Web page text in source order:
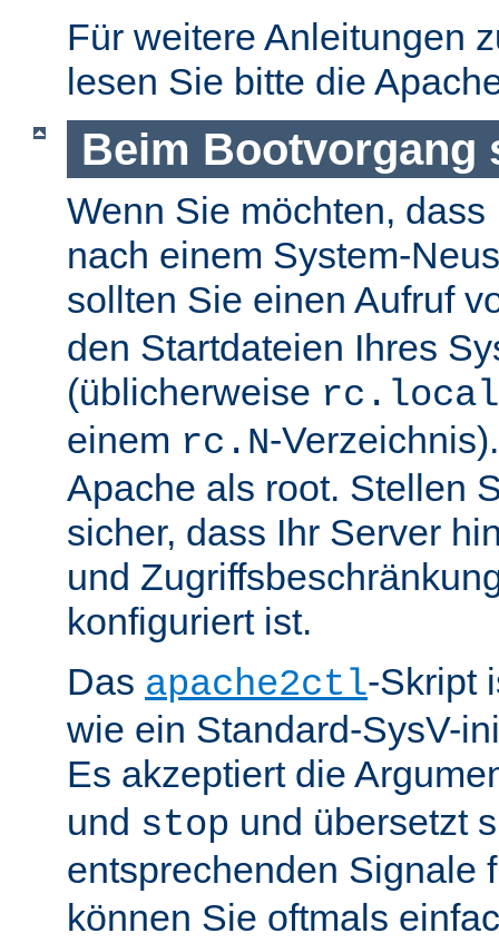
Für weitere Anleitungen
lesen Sie bitte die
Beim Bootvorgang
Wenn Sie möchten,
nach einem System-
sollten Sie einen Aufruf
den Startdateien Ihres
(üblicherweise rc.local
einem rc.N-
Apache als root. Stellen
sicher, dass Ihr Server
und
konfiguriert ist.
Das apache2ctl-Skript
wie ein Standard-SysV-
Es akzeptiert die
und stop und übersetzt
entsprechenden Signale
können Sie oftmals